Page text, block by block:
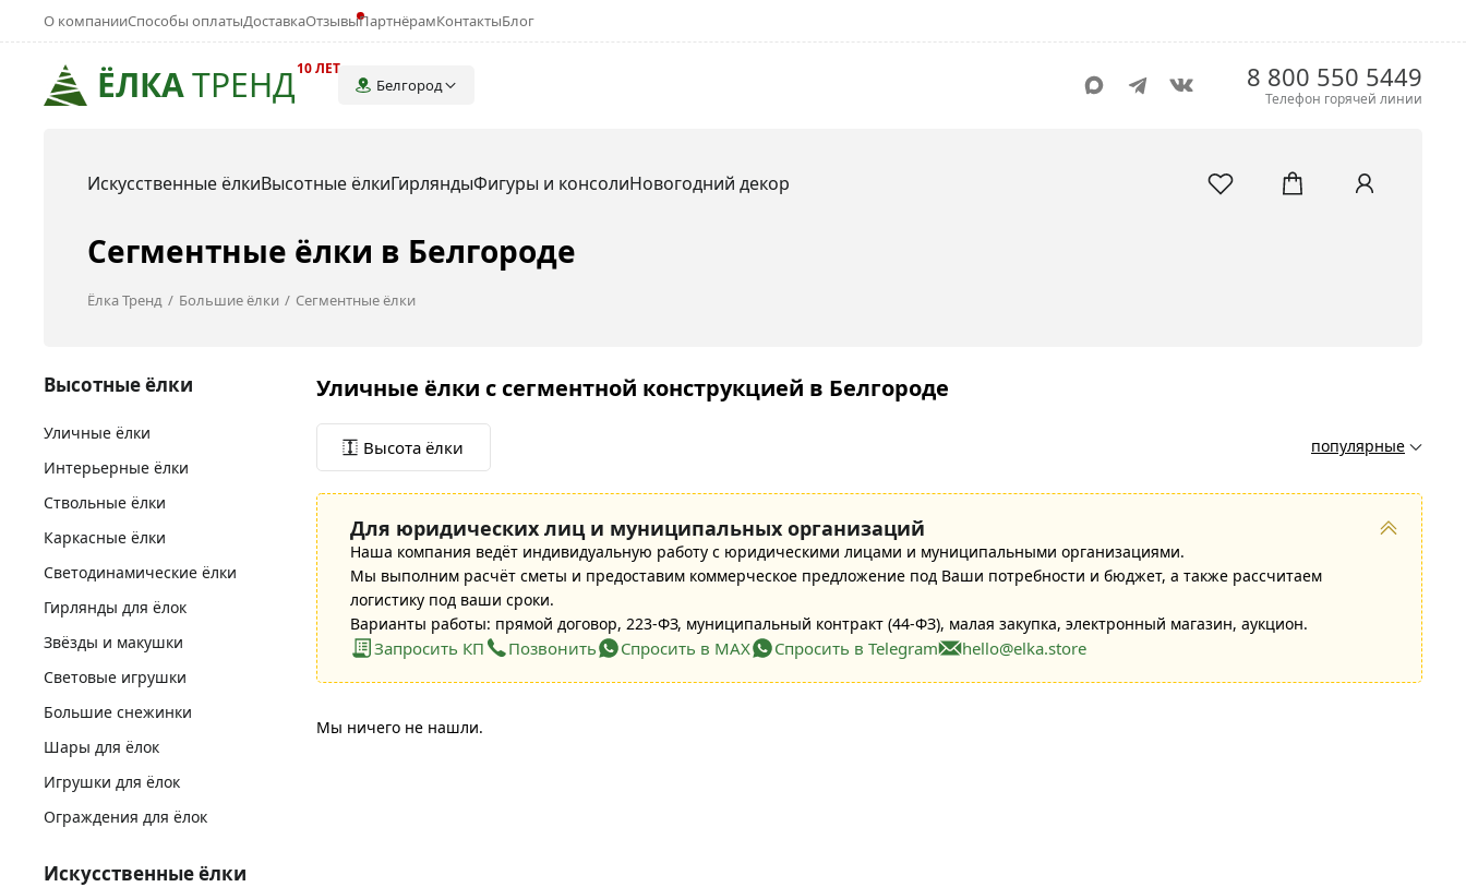
ЁЛКАТРЕНД10 ЛЕТ
Белгород
О компанииСпособы оплатыДоставкаОтзывыПартнёрамКонтактыБлог
8 800 550 5449
Телефон горячей линии
Искусственные ёлкиВысотные ёлкиГирляндыФигуры и консолиНовогодний декор
Сегментные ёлки в Белгороде
Ёлка Тренд Большие ёлки Сегментные ёлки
Высотные ёлки
Уличные ёлки
Интерьерные ёлки
Ствольные ёлки
Каркасные ёлки
Светодинамические ёлки
Гирлянды для ёлок
Звёзды и макушки
Световые игрушки
Большие снежинки
Шары для ёлок
Игрушки для ёлок
Ограждения для ёлок
Искусственные ёлки
Уличные ёлки с сегментной конструкцией в Белгороде
Высота ёлки популярные
Для юридических лиц и муниципальных организаций
Наша компания ведёт индивидуальную работу с юридическими лицами и муниципальными организациями.
Мы выполним расчёт сметы и предоставим коммерческое предложение под Ваши потребности и бюджет, а также рассчитаем
логистику под ваши сроки.
Варианты работы: прямой договор, 223-ФЗ, муниципальный контракт (44-ФЗ), малая закупка, электронный магазин, аукцион.
Запросить КП Позвонить Спросить в MAX Спросить в Telegram hello@elka.store
Мы ничего не нашли.